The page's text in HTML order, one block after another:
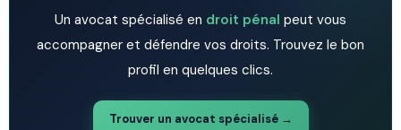
Un avocat spécialisé en droit pénal peut vous
accompagner et défendre vos droits. Trouvez le bon
profil en quelques clics.
Trouver un avocat spécialisé →